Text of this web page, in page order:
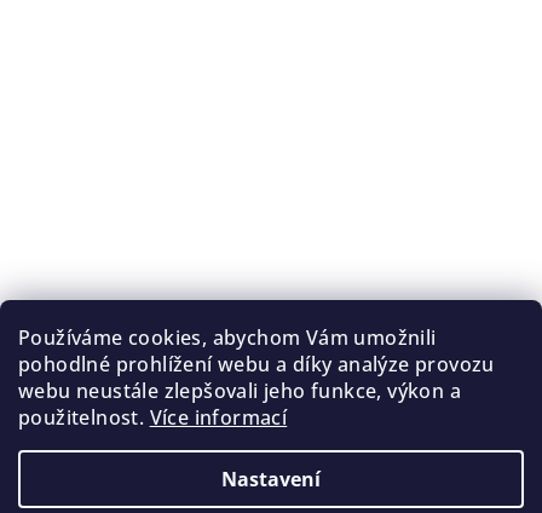
Používáme cookies, abychom Vám umožnili
pohodlné prohlížení webu a díky analýze provozu
webu neustále zlepšovali jeho funkce, výkon a
použitelnost. Více informací
Nastavení